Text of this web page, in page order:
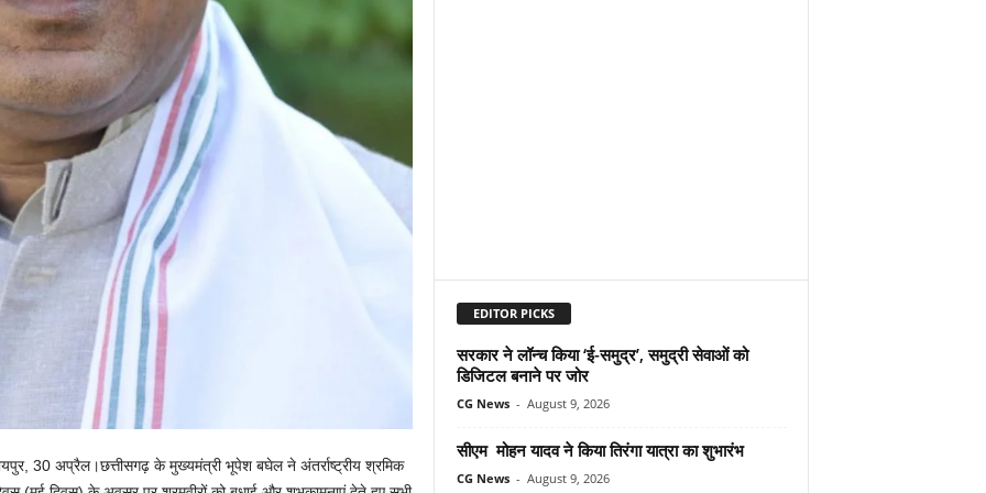
30 अप्रैल।छत्तीसगढ़ के मुख्यमंत्री भूपेश बघेल ने अंतर्राष्ट्रीय श्रमिक
EDITOR PICKS
सरकार ने लॉन्च किया ‘ई-समुद्र’, समुद्री सेवाओं को
डिजिटल बनाने पर जोर
CG News - August 9, 2026
सीएम मोहन यादव ने किया तिरंगा यात्रा का शुभारंभ
CG News - August 9, 2026